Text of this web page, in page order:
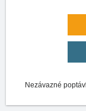
Nezávazné